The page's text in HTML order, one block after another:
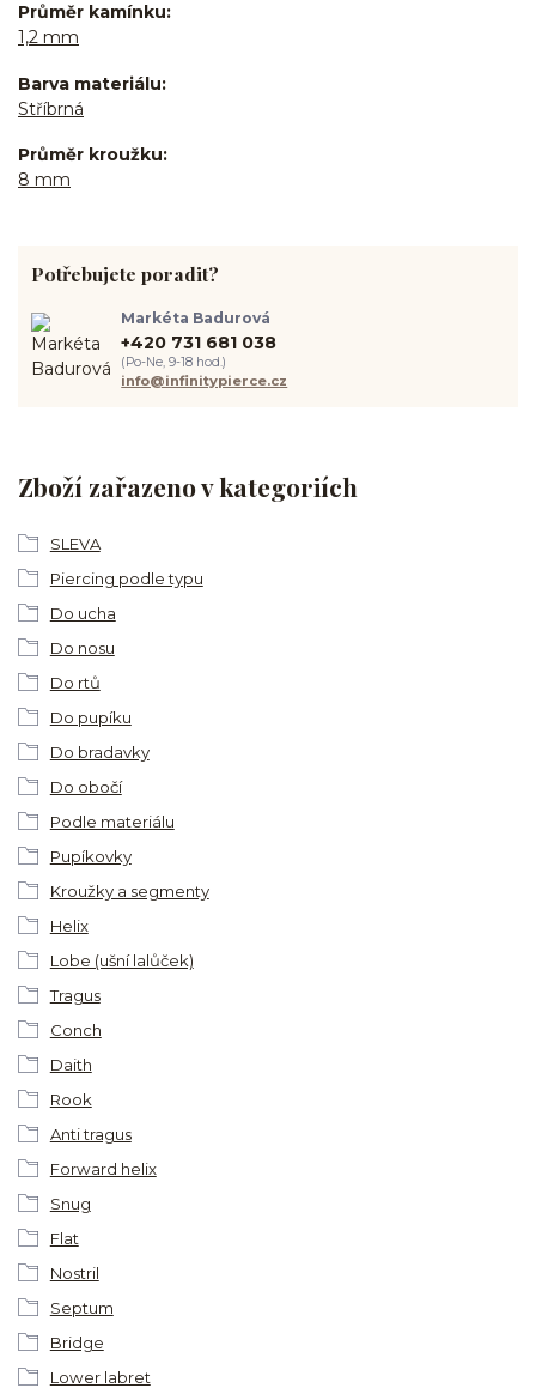
Průměr kamínku
1,2 mm
Barva materiálu
Stříbrná
Průměr kroužku
8 mm
Zboží zařazeno v kategoriích
SLEVA
Piercing podle typu
Do ucha
Do nosu
Do rtů
Do pupíku
Do bradavky
Do obočí
Podle materiálu
Pupíkovky
Kroužky a segmenty
Helix
Lobe (ušní lalůček)
Tragus
Conch
Daith
Rook
Anti tragus
Forward helix
Snug
Flat
Nostril
Septum
Bridge
Lower labret
Potřebujete poradit?
Markéta Badurová
+420 731 681 038
(Po-Ne, 9-18 hod.)
info@infinitypierce.cz